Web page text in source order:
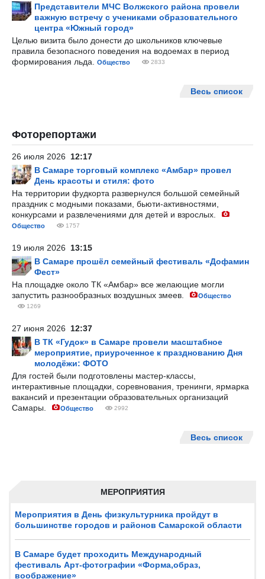
МЕРОПРИЯТИЯ
Мероприятия в День физкультурника пройдут в
большинстве городов и районов Самарской области
В Самаре будет проходить Международный
фестиваль Арт-фотографии «Форма,образ,
воображение»
Представители МЧС Волжского района провели
важную встречу с учениками образовательного
центра «Южный город»
Целью визита было донести до школьников ключевые
правила безопасного поведения на водоемах в период
формирования льда.
Общество 2833
Весь список
Фоторепортажи
26 июля 2026 12:17
В Самаре торговый комплекс «Амбар» провел
День красоты и стиля: фото
На территории фудкорта развернулся большой семейный
праздник с модными показами, бьюти-активностями,
конкурсами и развлечениями для детей и взрослых.
Общество 1757
19 июля 2026 13:15
В Самаре прошёл семейный фестиваль «Дофамин
Фест»
На площадке около ТК «Амбар» все желающие могли
запустить разнообразных воздушных змеев.
Общество
1269
27 июня 2026 12:37
В ТК «Гудок» в Самаре провели масштабное
мероприятие, приуроченное к празднованию Дня
молодёжи: ФОТО
Для гостей были подготовлены мастер-классы,
интерактивные площадки, соревнования, тренинги, ярмарка
вакансий и презентации образовательных организаций
Самары.
Общество 2992
Весь список